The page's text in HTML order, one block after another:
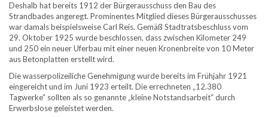
Deshalb hat bereits 1912 der Bürgerausschuss den Bau des
Strandbades angeregt. Prominentes Mitglied dieses Bürgerausschusses
war damals beispielsweise Carl Reis. Gemäß Stadtratsbeschluss vom
29. Oktober 1925 wurde beschlossen, dass zwischen Kilometer 249
und 250 ein neuer Uferbau mit einer neuen Kronenbreite von 10 Meter
aus Betonplatten erstellt wird.
Die wasserpolizeiliche Genehmigung wurde bereits im Frühjahr 1921
eingereicht und im Juni 1923 erteilt. Die errechneten „12.380
Tagwerke“ sollten als so genannte „kleine Notstandsarbeit“ durch
Erwerbslose geleistet werden.